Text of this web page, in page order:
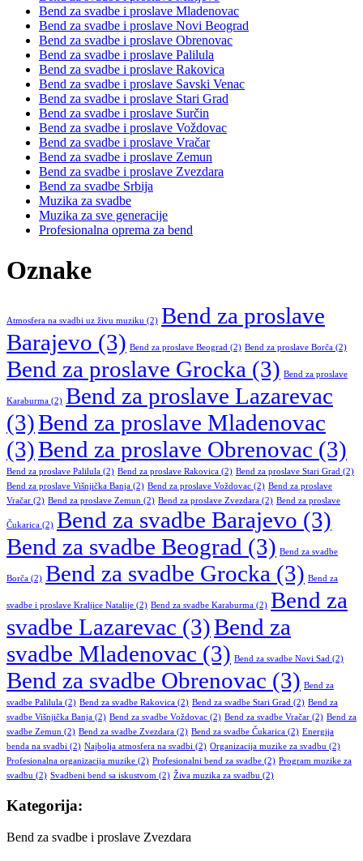
Bend za svadbe i proslave Mladenovac
Bend za svadbe i proslave Novi Beograd
Bend za svadbe i proslave Obrenovac
Bend za svadbe i proslave Palilula
Bend za svadbe i proslave Rakovica
Bend za svadbe i proslave Savski Venac
Bend za svadbe i proslave Stari Grad
Bend za svadbe i proslave Surčin
Bend za svadbe i proslave Voždovac
Bend za svadbe i proslave Vračar
Bend za svadbe i proslave Zemun
Bend za svadbe i proslave Zvezdara
Bend za svadbe Srbija
Muzika za svadbe
Muzika za sve generacije
Profesionalna oprema za bend
Oznake
Atmosfera na svadbi uz živu muziku (2) Bend za proslave
Barajevo (3) Bend za proslave Beograd (2) Bend za proslave Borča (2)
Bend za proslave Grocka (3) Bend za proslave
Karaburma (2) Bend za proslave Lazarevac
(3)Bend za proslave Mladenovac
(3)Bend za proslave Obrenovac (3)
Bend za proslave Palilula (2) Bend za proslave Rakovica (2) Bend za proslave Stari Grad (2)
Bend za proslave Višnjička Banja (2) Bend za proslave Voždovac (2) Bend za proslave
Vračar (2) Bend za proslave Zemun (2) Bend za proslave Zvezdara (2) Bend za proslave
Čukarica (2) Bend za svadbe Barajevo (3)
Bend za svadbe Beograd (3) Bend za svadbe
Borča (2) Bend za svadbe Grocka (3) Bend za
svadbe i proslave Kraljice Natalije (2) Bend za svadbe Karaburma (2) Bend za
svadbe Lazarevac (3)Bend za
svadbe Mladenovac (3) Bend za svadbe Novi Sad (2)
Bend za svadbe Obrenovac (3) Bend za
svadbe Palilula (2) Bend za svadbe Rakovica (2) Bend za svadbe Stari Grad (2) Bend za
svadbe Višnjička Banja (2) Bend za svadbe Voždovac (2) Bend za svadbe Vračar (2) Bend za
svadbe Zemun (2) Bend za svadbe Zvezdara (2) Bend za svadbe Čukarica (2) Energija
benda na svadbi (2) Najbolja atmosfera na svadbi (2) Organizacija muzike za svadbu (2)
Profesionalna organizacija muzike (2) Profesionalni bend za svadbe (2) Program muzike za
svadbu (2) Svadbeni bend sa iskustvom (2) Živa muzika za svadbu (2)
Kategorija:
Bend za svadbe i proslave Zvezdara